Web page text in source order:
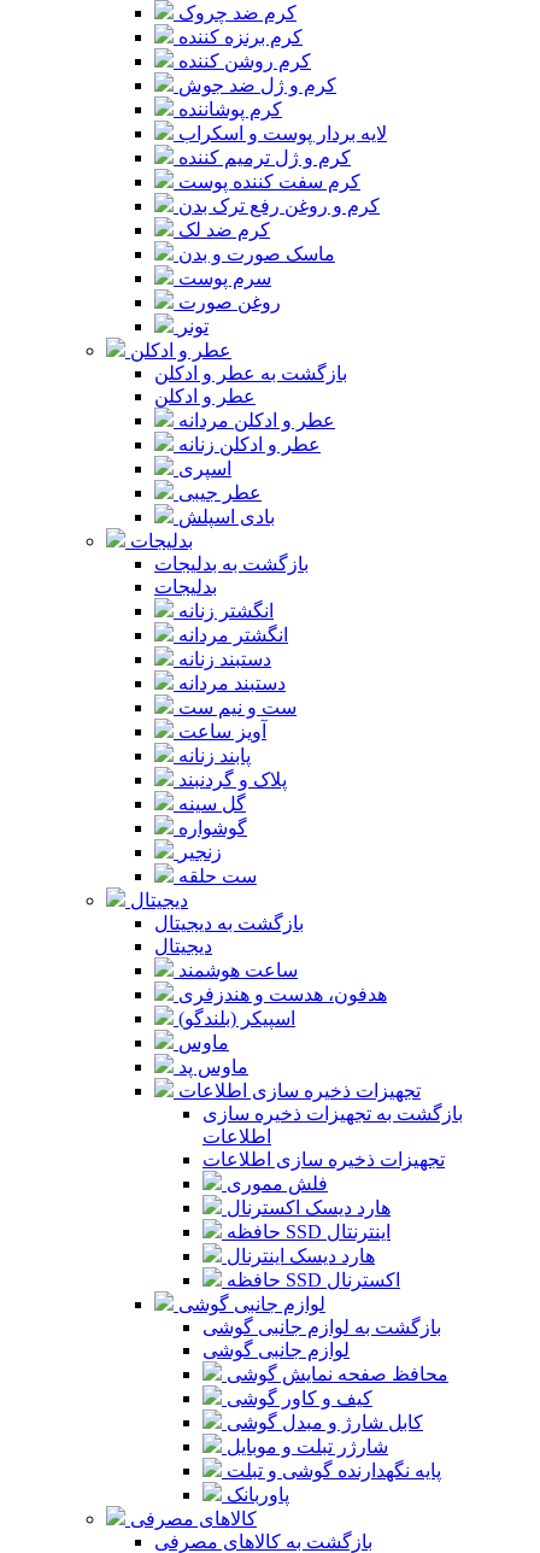
کرم ضد چروک
کرم برنزه کننده
کرم روشن کننده
کرم و ژل ضد جوش
کرم پوشاننده
لایه بردار پوست و اسکراب
کرم و ژل ترمیم کننده
کرم سفت کننده پوست
کرم و روغن رفع ترک بدن
کرم ضد لک
ماسک صورت و بدن
سرم پوست
روغن صورت
تونر
عطر و ادکلن
بازگشت به عطر و ادکلن
عطر و ادکلن
عطر و ادکلن مردانه
عطر و ادکلن زنانه
اسپری
عطر جیبی
بادی اسپلش
بدلیجات
بازگشت به بدلیجات
بدلیجات
انگشتر زنانه
انگشتر مردانه
دستبند زنانه
دستبند مردانه
ست و نیم ست
آویز ساعت
پابند زنانه
پلاک و گردنبند
گل سینه
گوشواره
زنجیر
ست حلقه
دیجیتال
بازگشت به دیجیتال
دیجیتال
ساعت هوشمند
هدفون، هدست و هندزفری
اسپیکر (بلندگو)
ماوس
ماوس پد
تجهیزات ذخیره سازی اطلاعات
بازگشت به تجهیزات ذخیره سازی
اطلاعات
تجهیزات ذخیره سازی اطلاعات
فلش مموری
هارد دیسک اکسترنال
حافظه SSD اینترنتال
هارد دیسک اینترنال
حافظه SSD اکسترنال
لوازم جانبی گوشی
بازگشت به لوازم جانبی گوشی
لوازم جانبی گوشی
محافظ صفحه نمایش گوشی
کیف و کاور گوشی
کابل شارژ و مبدل گوشی
شارژر تبلت و موبایل
پایه نگهدارنده گوشی و تبلت
پاوربانک
کالاهای مصرفی
بازگشت به کالاهای مصرفی